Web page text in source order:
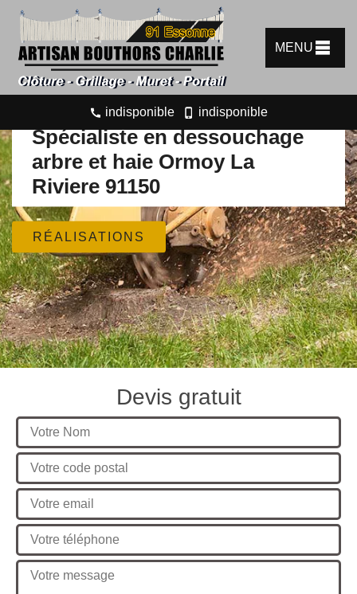
MENU
indisponible indisponible
Spécialiste en dessouchage
arbre et haie Ormoy La
Riviere 91150
RÉALISATIONS
Devis gratuit